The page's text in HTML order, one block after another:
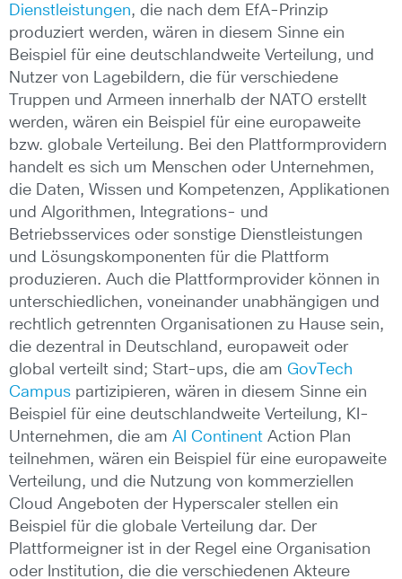
Dienstleistungen, die nach dem EfA-Prinzip
produziert werden, wären in diesem Sinne ein
Beispiel für eine deutschlandweite Verteilung, und
Nutzer von Lagebildern, die für verschiedene
Truppen und Armeen innerhalb der NATO erstellt
werden, wären ein Beispiel für eine europaweite
bzw. globale Verteilung. Bei den Plattformprovidern
handelt es sich um Menschen oder Unternehmen,
die Daten, Wissen und Kompetenzen, Applikationen
und Algorithmen, Integrations- und
Betriebsservices oder sonstige Dienstleistungen
und Lösungskomponenten für die Plattform
produzieren. Auch die Plattformprovider können in
unterschiedlichen, voneinander unabhängigen und
rechtlich getrennten Organisationen zu Hause sein,
die dezentral in Deutschland, europaweit oder
global verteilt sind; Start-ups, die am GovTech
Campus partizipieren, wären in diesem Sinne ein
Beispiel für eine deutschlandweite Verteilung, KI-
Unternehmen, die am AI Continent Action Plan
teilnehmen, wären ein Beispiel für eine europaweite
Verteilung, und die Nutzung von kommerziellen
Cloud Angeboten der Hyperscaler stellen ein
Beispiel für die globale Verteilung dar. Der
Plattformeigner ist in der Regel eine Organisation
oder Institution, die die verschiedenen Akteure